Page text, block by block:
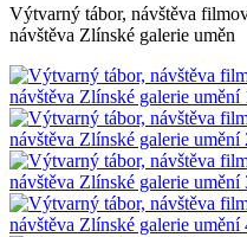
Výtvarný tábor, návštěva
návštěva Zlínské galerie uměn